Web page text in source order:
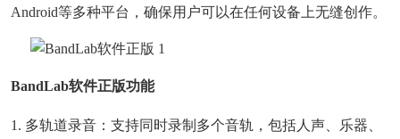
Android等多种平台，确保用户可以在任何设备上无缝创作。
BandLab软件正版功能
1. 多轨道录音：支持同时录制多个音轨，包括人声、乐器、